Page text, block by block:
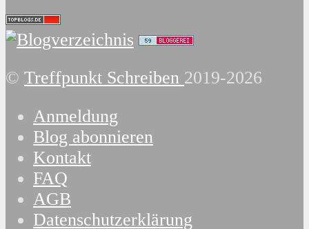
© Treffpunkt Schreiben 2019-2026
Anmeldung
Blog abonnieren
Kontakt
FAQ
AGB
Datenschutzerklärung